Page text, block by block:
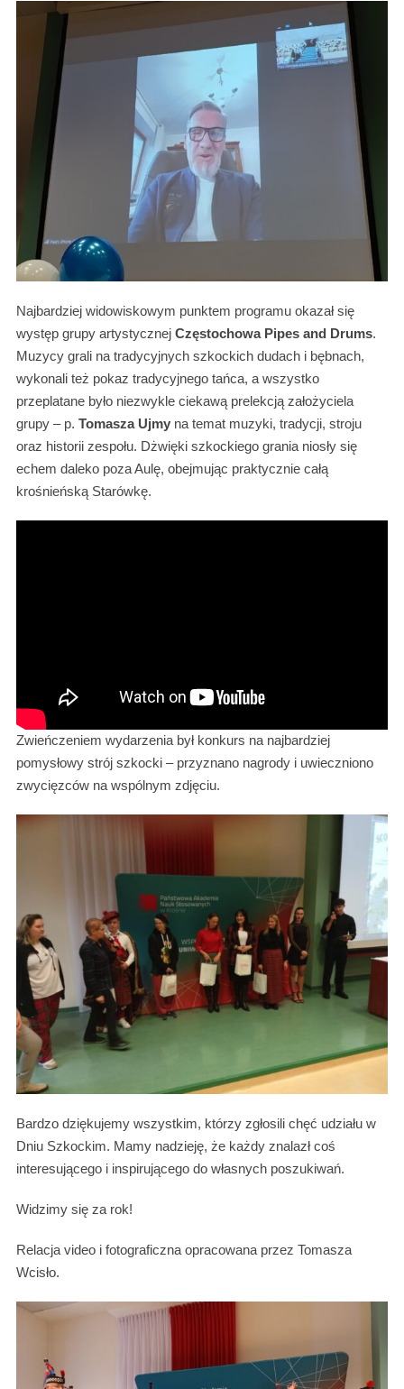
Najbardziej widowiskowym punktem programu okazał się
występ grupy artystycznej Częstochowa Pipes and Drums.
Muzycy grali na tradycyjnych szkockich dudach i bębnach,
wykonali też pokaz tradycyjnego tańca, a wszystko
przeplatane było niezwykle ciekawą prelekcją założyciela
grupy – p. Tomasza Ujmyna temat muzyki, tradycji, stroju
oraz historii zespołu. Dżwięki szkockiego grania niosły się
echem daleko poza Aulę, obejmując praktycznie całą
krośnieńską Starówkę.
Zwieńczeniem wydarzenia był konkurs na najbardziej
pomysłowy strój szkocki – przyznano nagrody i uwieczniono
zwycięzców na wspólnym zdjęciu.
Bardzo dziękujemy wszystkim, którzy zgłosili chęć udziału w
Dniu Szkockim. Mamy nadzieję, że każdy znalazł coś
interesującego i inspirującego do własnych poszukiwań.
Widzimy się za rok!
Relacja video i fotograficzna opracowana przez Tomasza
Wcisło.